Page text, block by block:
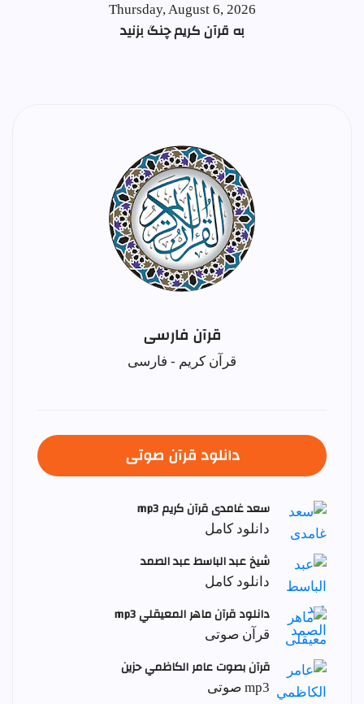
Thursday, August 6, 2026
به قرآن کریم چنگ بزنید
قرآن فارسی
قرآن کریم - فارسی
دانلود قرآن صوتی
سعد غامدی قرآن کریم mp3
دانلود کامل
شيخ عبد الباسط عبد الصمد
دانلود کامل
دانلود قرآن ماهر المعيقلي mp3
قرآن صوتی
قرآن بصوت عامر الكاظمي حزين
mp3 صوتی